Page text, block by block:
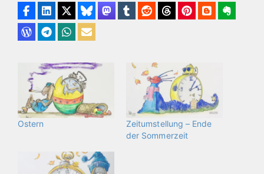
Ostern
Zeitumstellung – Ende
der Sommerzeit